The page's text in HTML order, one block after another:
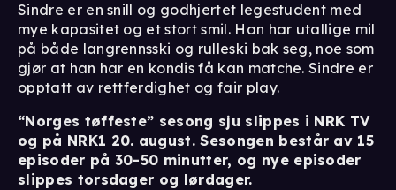
Sindre er en snill og godhjertet legestudent med
mye kapasitet og et stort smil. Han har utallige mil
på både langrennsski og rulleski bak seg, noe som
gjør at han har en kondis få kan matche. Sindre er
opptatt av rettferdighet og fair play.
“Norges tøffeste” sesong sju slippes i NRK TV
og på NRK1 20. august. Sesongen består av 15
episoder på 30-50 minutter, og nye episoder
slippes torsdager og lørdager.